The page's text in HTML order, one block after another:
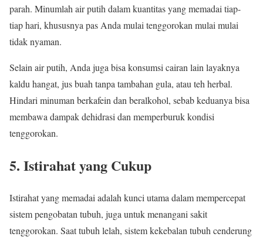
parah. Minumlah air putih dalam kuantitas yang memadai tiap-
tiap hari, khususnya pas Anda mulai tenggorokan mulai mulai
tidak nyaman.
Selain air putih, Anda juga bisa konsumsi cairan lain layaknya
kaldu hangat, jus buah tanpa tambahan gula, atau teh herbal.
Hindari minuman berkafein dan beralkohol, sebab keduanya bisa
membawa dampak dehidrasi dan memperburuk kondisi
tenggorokan.
5. Istirahat yang Cukup
Istirahat yang memadai adalah kunci utama dalam mempercepat
sistem pengobatan tubuh, juga untuk menangani sakit
tenggorokan. Saat tubuh lelah, sistem kekebalan tubuh cenderung